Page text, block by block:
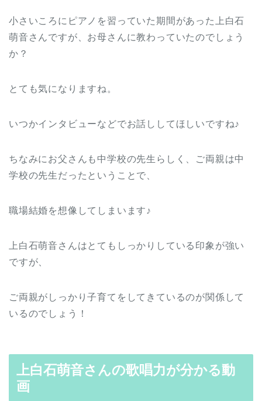
小さいころにピアノを習っていた期間があった上白石
萌音さんですが、お母さんに教わっていたのでしょう
か？
とても気になりますね。
いつかインタビューなどでお話ししてほしいですね♪
ちなみにお父さんも中学校の先生らしく、ご両親は中
学校の先生だったということで、
職場結婚を想像してしまいます♪
上白石萌音さんはとてもしっかりしている印象が強い
ですが、
ご両親がしっかり子育てをしてきているのが関係して
いるのでしょう！
上白石萌音さんの歌唱力が分かる動
画